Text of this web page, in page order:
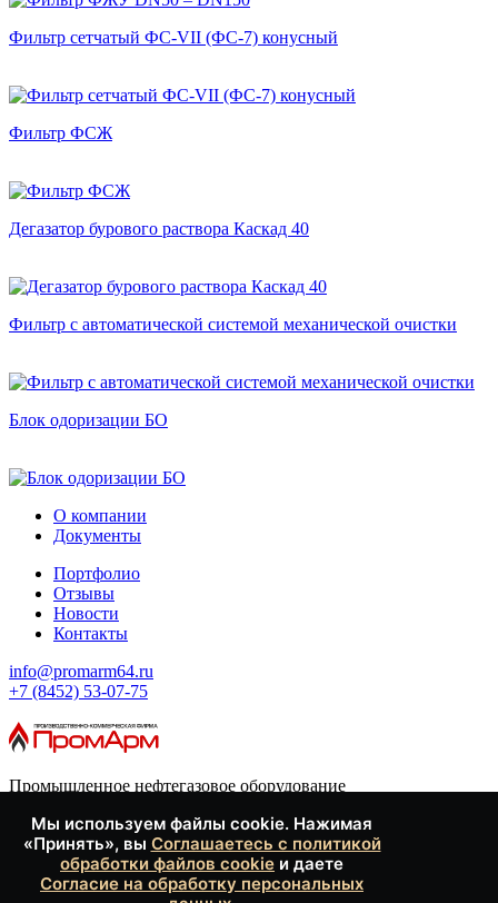
Фильтр сетчатый ФС-VII (ФС-7) конусный
Фильтр ФСЖ
Дегазатор бурового раствора Каскад 40
Фильтр с автоматической системой механической очистки
Блок одоризации БО
О компании
Документы
Портфолио
Отзывы
Новости
Контакты
info@promarm64.ru
+7 (8452) 53-07-75
Промышленное нефтегазовое оборудование
Каталог
Опросные листы
Услуги
Оставить заявку
Мы используем файлы cookie. Нажимая
«Принять», вы Соглашаетесь с политикой
обработки файлов cookie и даете
Согласие на обработку персональных